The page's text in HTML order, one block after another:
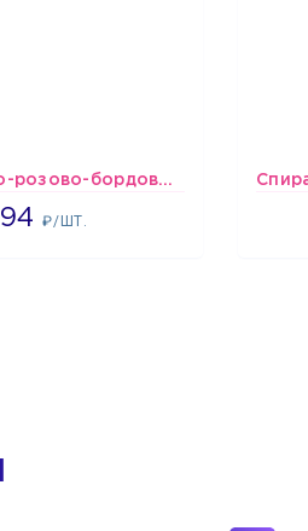
шары Бело-розово-бордовые металлик
94₽/ШТ.
1697